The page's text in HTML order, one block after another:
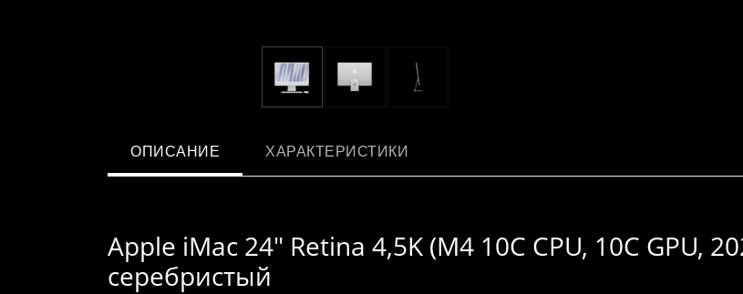
ОПИСАНИЕ ХАРАКТЕРИСТИКИ
Apple iMac 24" Retina 4,5K (M4 10C CPU, 10C GPU,
серебристый